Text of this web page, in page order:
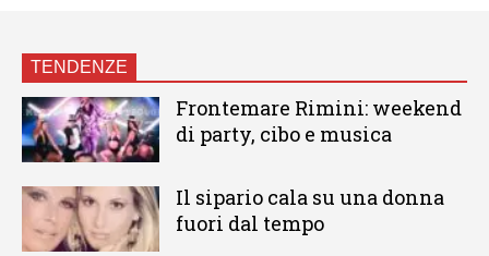
TENDENZE
Frontemare Rimini: weekend
di party, cibo e musica
Il sipario cala su una donna
fuori dal tempo